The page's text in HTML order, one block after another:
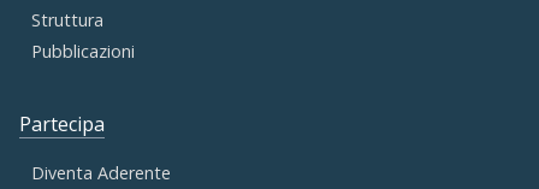
Struttura
Pubblicazioni
Partecipa
Diventa Aderente